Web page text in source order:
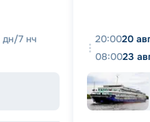
дн/7 нч
20:0020
08:0023